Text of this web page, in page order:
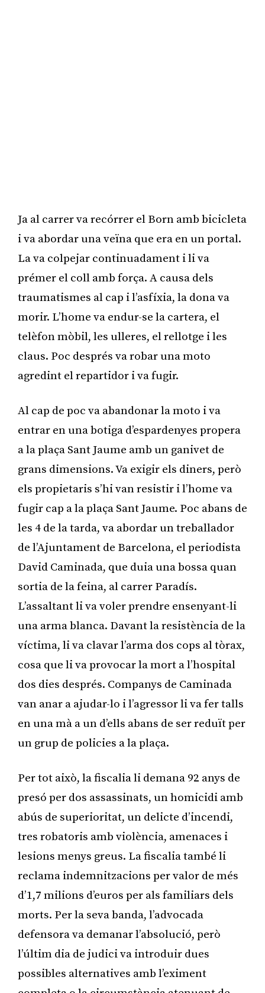
Ja al carrer va recórrer el Born amb bicicleta
i va abordar una veïna que era en un portal.
La va colpejar continuadament i li va
prémer el coll amb força. A causa dels
traumatismes al cap i l’asfíxia, la dona va
morir. L’home va endur-se la cartera, el
telèfon mòbil, les ulleres, el rellotge i les
claus. Poc després va robar una moto
agredint el repartidor i va fugir.
Al cap de poc va abandonar la moto i va
entrar en una botiga d’espardenyes propera
a la plaça Sant Jaume amb un ganivet de
grans dimensions. Va exigir els diners, però
els propietaris s’hi van resistir i l’home va
fugir cap a la plaça Sant Jaume. Poc abans de
les 4 de la tarda, va abordar un treballador
de l’Ajuntament de Barcelona, el periodista
David Caminada, que duia una bossa quan
sortia de la feina, al carrer Paradís.
L’assaltant li va voler prendre ensenyant-li
una arma blanca. Davant la resistència de la
víctima, li va clavar l’arma dos cops al tòrax,
cosa que li va provocar la mort a l’hospital
dos dies després. Companys de Caminada
van anar a ajudar-lo i l’agressor li va fer talls
en una mà a un d’ells abans de ser reduït per
un grup de policies a la plaça.
Per tot això, la fiscalia li demana 92 anys de
presó per dos assassinats, un homicidi amb
abús de superioritat, un delicte d’incendi,
tres robatoris amb violència, amenaces i
lesions menys greus. La fiscalia també li
reclama indemnitzacions per valor de més
d’1,7 milions d’euros per als familiars dels
morts. Per la seva banda, l’advocada
defensora va demanar l’absolució, però
l’últim dia de judici va introduir dues
possibles alternatives amb l’eximent